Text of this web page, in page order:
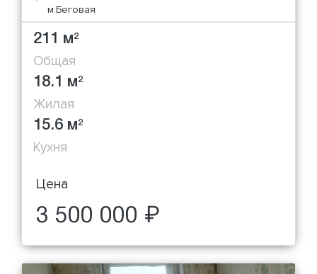
м.Беговая
211 м2
Общая
18.1 м2
Жилая
15.6 м2
Кухня
Цена
3 500 000 ₽